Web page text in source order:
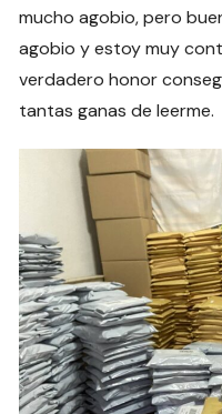
mucho agobio, pero
agobio y estoy muy
verdadero honor
tantas ganas de leerme.